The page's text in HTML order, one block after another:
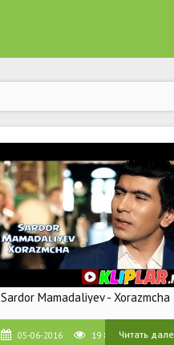
Sardor Mamadaliyev - Xorazmcha
05-06-2016 19 855 Читать